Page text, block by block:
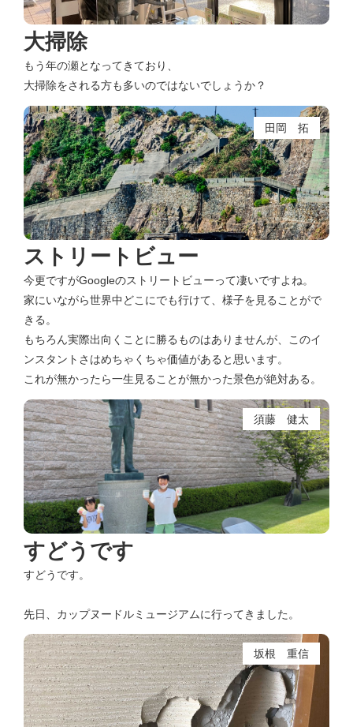
大掃除
もう年の瀬となってきており、
大掃除をされる方も多いのではないでしょうか？
田岡 拓
ストリートビュー
今更ですがGoogleのストリートビューって凄いですよね。
家にいながら世界中どこにでも行けて、様子を見ることがで
きる。
もちろん実際出向くことに勝るものはありませんが、このイ
ンスタントさはめちゃくちゃ価値があると思います。
これが無かったら一生見ることが無かった景色が絶対ある。
須藤 健太
すどうです
すどうです。
先日、カップヌードルミュージアムに行ってきました。
坂根 重信